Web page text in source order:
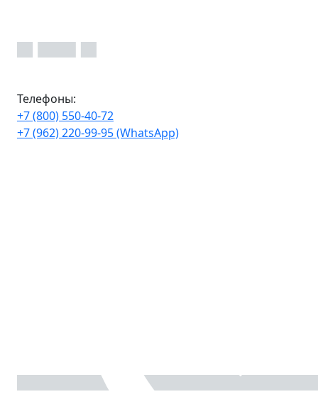
Телефоны:
+7 (800) 550-40-72
+7 (962) 220-99-95 (WhatsApp)